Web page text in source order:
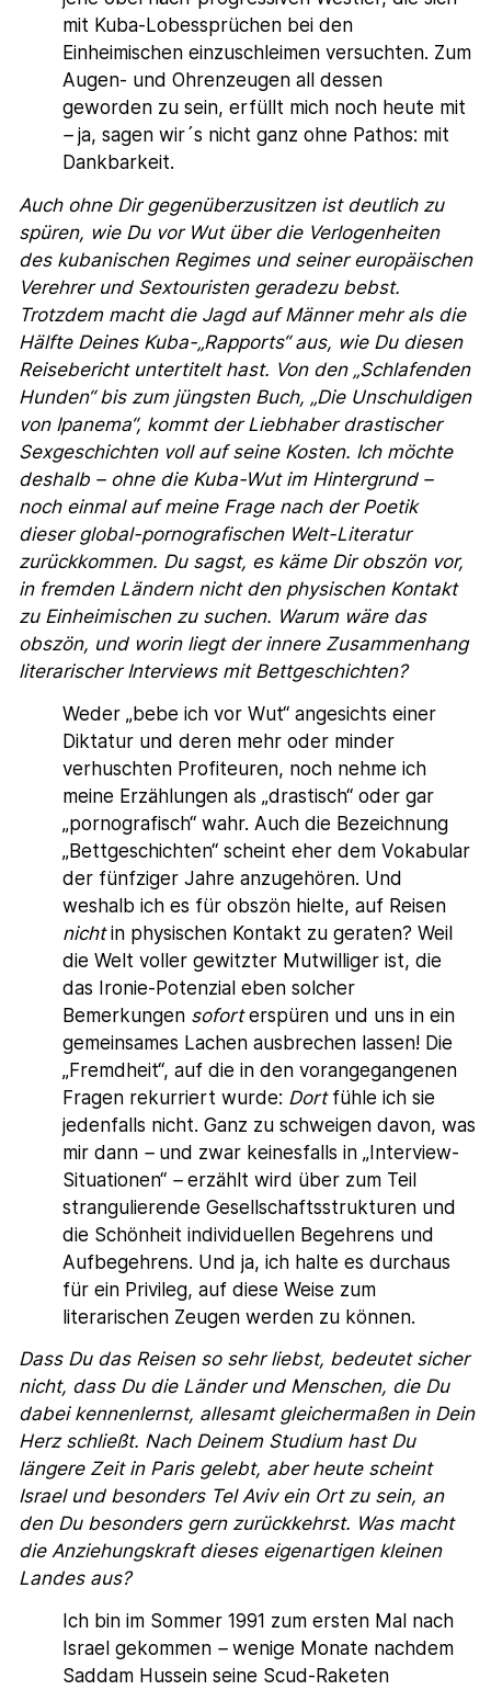
mit Kuba-Lobessprüchen bei den
Einheimischen einzuschleimen versuchten. Zum
Augen- und Ohrenzeugen all dessen
geworden zu sein, erfüllt mich noch heute mit
–ja, sagen wir´s nicht ganz ohne Pathos: mit
Dankbarkeit.
Auch ohne Dir gegenüberzusitzen ist deutlich zu
spüren, wie Du vor Wut über die Verlogenheiten
des kubanischen Regimes und seiner europäischen
Verehrer und Sextouristen geradezu bebst.
Trotzdem macht die Jagd auf Männer mehr als die
Hälfte Deines Kuba-„Rapports“ aus, wie Du diesen
Reisebericht untertitelt hast. Von den „Schlafenden
Hunden“ bis zum jüngsten Buch, „Die Unschuldigen
von Ipanema“, kommt der Liebhaber drastischer
Sexgeschichten voll auf seine Kosten. Ich möchte
deshalb – ohne die Kuba-Wut im Hintergrund –
noch einmal auf meine Frage nach der Poetik
dieser global-pornografischen Welt-Literatur
zurückkommen. Du sagst, es käme Dir obszön vor,
in fremden Ländern nicht den physischen Kontakt
zu Einheimischen zu suchen. Warum wäre das
obszön, und worin liegt der innere Zusammenhang
literarischer Interviews mit Bettgeschichten?
Weder „bebe ich vor Wut“ angesichts einer
Diktatur und deren mehr oder minder
verhuschten Profiteuren, noch nehme ich
meine Erzählungen als „drastisch“ oder gar
„pornografisch“ wahr. Auch die Bezeichnung
„Bettgeschichten“ scheint eher dem Vokabular
der fünfziger Jahre anzugehören. Und
weshalb ich es für obszön hielte, auf Reisen
nichtin physischen Kontakt zu geraten? Weil
die Welt voller gewitzter Mutwilliger ist, die
das Ironie-Potenzial eben solcher
Bemerkungen soforterspüren und uns in ein
gemeinsames Lachen ausbrechen lassen! Die
„Fremdheit“, auf die in den vorangegangenen
Fragen rekurriert wurde: Dort fühle ich sie
jedenfalls nicht. Ganz zu schweigen davon, was
mir dann –und zwar keinesfalls in „Interview-
Situationen“ –erzählt wird über zum Teil
strangulierende Gesellschaftsstrukturen und
die Schönheit individuellen Begehrens und
Aufbegehrens. Und ja, ich halte es durchaus
für ein Privileg, auf diese Weise zum
literarischen Zeugen werden zu können.
Dass Du das Reisen so sehr liebst, bedeutet sicher
nicht, dass Du die Länder und Menschen, die Du
dabei kennenlernst, allesamt gleichermaßen in Dein
Herz schließt. Nach Deinem Studium hast Du
längere Zeit in Paris gelebt, aber heute scheint
Israel und besonders Tel Aviv ein Ort zu sein, an
den Du besonders gern zurückkehrst. Was macht
die Anziehungskraft dieses eigenartigen kleinen
Landes aus?
Ich bin im Sommer 1991 zum ersten Mal nach
Israel gekommen –wenige Monate nachdem
Saddam Hussein seine Scud-Raketen